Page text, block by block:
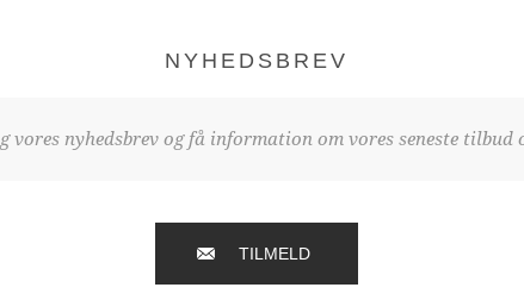
NYHEDSBREV
vores nyhedsbrev og få information om vores seneste tilbud
TILMELD